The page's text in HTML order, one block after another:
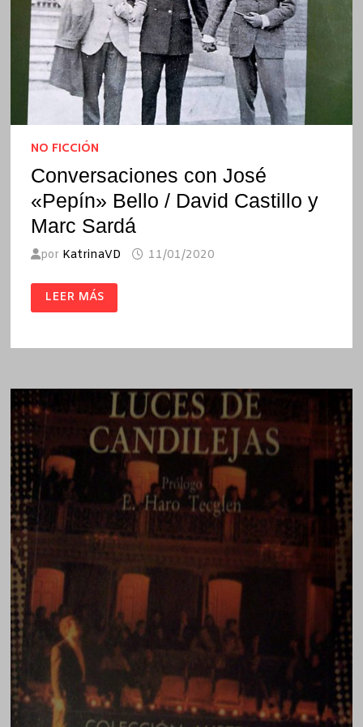
NO FICCIÓN
Conversaciones con José
«Pepín» Bello / David Castillo y
Marc Sardá
por KatrinaVD 11/01/2020
CONVERSACIONES
CON
JOSÉ
/
MARC
LEER MÁS